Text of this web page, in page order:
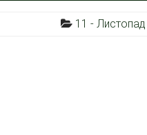
11 - Листопад